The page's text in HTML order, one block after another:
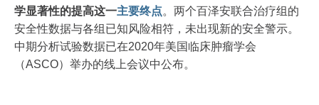
学显著性的提高这一主要终点。两个百泽安联合治疗组的
安全性数据与各组已知风险相符，未出现新的安全警示。
中期分析试验数据已在2020年美国临床肿瘤学会
（ASCO）举办的线上会议中公布。